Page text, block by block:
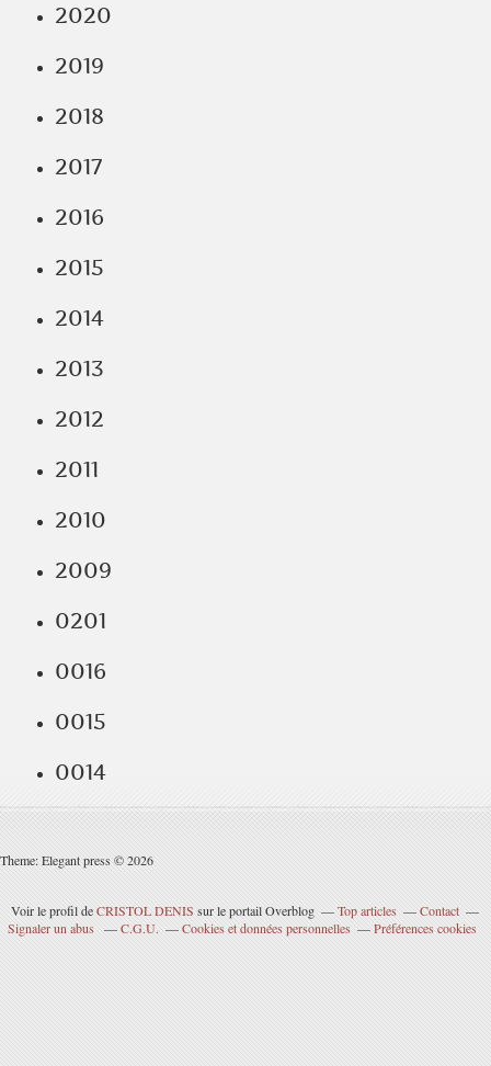
2020
2019
2018
2017
2016
2015
2014
2013
2012
2011
2010
2009
0201
0016
0015
0014
Theme: Elegant press © 2026
Voir le profil deCRISTOL DENIS sur le portail Overblog Top articles
Contact
Signaler un abus
C.G.U. Cookies et données personnelles Préférences cookies